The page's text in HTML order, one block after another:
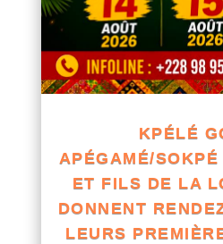
KPÉLÉ
APÉGAMÉ/
ET FILS DE LA
DONNENT
LEURS